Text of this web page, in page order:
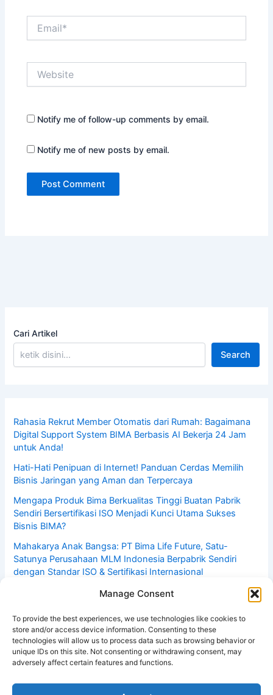
Manage Consent
To provide the best experiences, we use technologies like cookies to
store and/or access device information. Consenting to these
technologies will allow us to process data such as browsing behavior or
unique IDs on this site. Not consenting or withdrawing consent, may
adversely affect certain features and functions.
Notify me of follow-up comments by email.
Notify me of new posts by email.
Cari Artikel
Search
Rahasia Rekrut Member Otomatis dari Rumah: Bagaimana
Digital Support System BIMA Berbasis AI Bekerja 24 Jam
untuk Anda!
Hati-Hati Penipuan di Internet! Panduan Cerdas Memilih
Bisnis Jaringan yang Aman dan Terpercaya
Mengapa Produk Bima Berkualitas Tinggi Buatan Pabrik
Sendiri Bersertifikasi ISO Menjadi Kunci Utama Sukses
Bisnis BIMA?
Mahakarya Anak Bangsa: PT Bima Life Future, Satu-
Satunya Perusahaan MLM Indonesia Berpabrik Sendiri
dengan Standar ISO & Sertifikasi Internasional
Bisnis Dirumah Hasilkan Rp1–5 Juta Per Hari: Rahasia
Pebisnis MLM Online Menggunakan Sistem Automasi DSS!
Yuk Daftar Dulu Gratis!
Copyright © 2026 Tabloid Peluang Usaha